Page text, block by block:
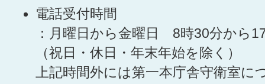
電話受付時間
：月曜日から金曜日 8時30分から
（祝日・休日・年末年始を除く）
上記時間外には第一本庁舎守衛室に